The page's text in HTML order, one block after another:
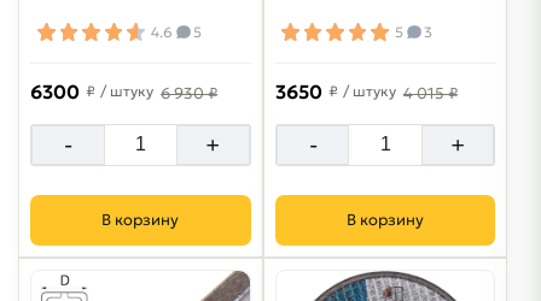
4.6 5
6300 ₽ / штуку 6 930 ₽
- +
В корзину
5 3
3650 ₽ / штуку 4 015 ₽
- +
В корзину